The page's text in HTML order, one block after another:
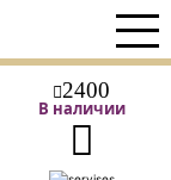
2400
В наличии